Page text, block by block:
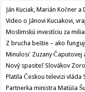
Ján Kuciak, Marián Kočner a
Video o Jánovi Kuciakovi,
Moslimskú investíciu za
Z brucha beštie – ako
Minulosť Zuzany Čaputovej
Nový spasiteľ Slovákov
Platila Českou televizi vláda
Partnerka ministra Matúša